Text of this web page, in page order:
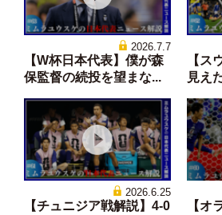
2026.7.7
【W杯日本代表】僕が森
保監督の続投を望まな...
【ス
見え
2026.6.25
【チュニジア戦解説】4-0
【オ